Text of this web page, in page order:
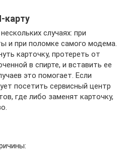
карту
случаях: при
и при поломке самого модема.
карточку, протереть от
в спирте, и вставить ее
это помогает. Если
посетить сервисный центр
где либо заменят карточку,